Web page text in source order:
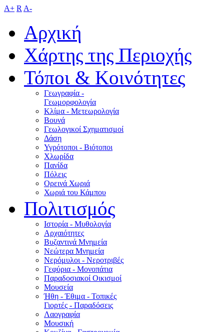
A+ R A-
Αρχική
Χάρτης της Περιοχής
Τόποι & Κοινότητες
Γεωγραφία -
Γεωμορφολογία
Κλίμα - Mετεωρολογία
Βουνά
Γεωλογικοί Σχηματισμοί
Δάση
Υγρότοποι - Βιότοποι
Χλωρίδα
Πανίδα
Πόλεις
Ορεινά Χωριά
Χωριά του Κάμπου
Πολιτισμός
Ιστορία - Μυθολογία
Αρχαιότητες
Βυζαντινά Μνημεία
Νεώτερα Μνημεία
Νερόμυλοι - Nεροτριβές
Γεφύρια - Μονοπάτια
Παραδοσιακοί Οικισμοί
Μουσεία
Ήθη - Έθιμα - Τοπικές
Γιορτές - Παραδόσεις
Λαογραφία
Μουσική